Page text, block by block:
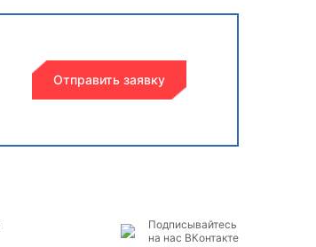
Отправить заявку
Подписывайтесь
на наc ВКонтакте